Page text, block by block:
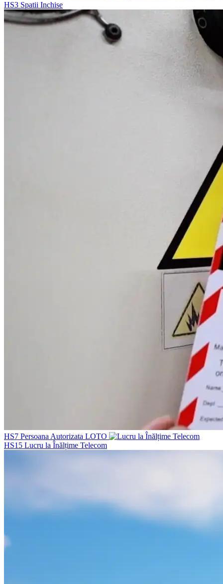
HS3 Spatii Inchise
HS7 Persoana Autorizata LOTO
HS15 Lucru la Înălțime Telecom